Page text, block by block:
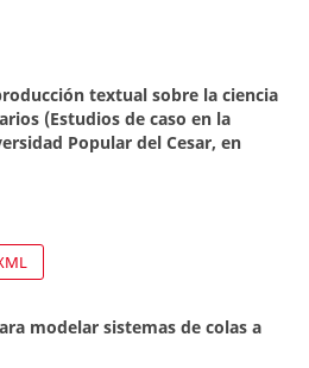
textual sobre la ciencia
(Estudios de caso en la
Popular del Cesar, en
modelar sistemas de colas a